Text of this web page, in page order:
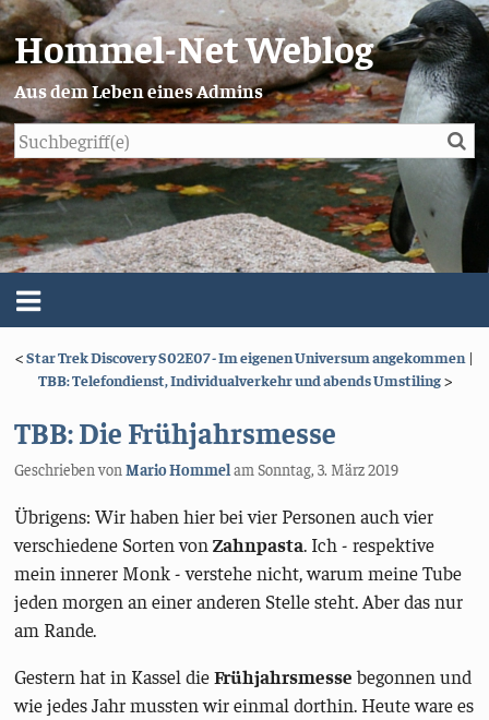
Hommel-Net Weblog
Aus dem Leben eines Admins
Menü
Über mich
<Star Trek Discovery S02E07 - Im eigenen Universum angekommen |
TBB: Telefondienst, Individualverkehr und abends Umstiling>
TBB: Die Frühjahrsmesse
Geschrieben vonMario HommelamSonntag, 3. März 2019
Übrigens: Wir haben hier bei vier Personen auch vier
verschiedene Sorten vonZahnpasta. Ich - respektive
mein innerer Monk - verstehe nicht, warum meine Tube
jeden morgen an einer anderen Stelle steht. Aber das nur
am Rande.
Gestern hat in Kassel dieFrühjahrsmessebegonnen und
wie jedes Jahr mussten wir einmal dorthin. Heute ware es